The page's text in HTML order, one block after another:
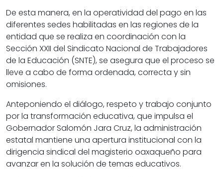
De esta manera, en la operatividad del pago en las
diferentes sedes habilitadas en las regiones de la
entidad que se realiza en coordinación con la
Sección XXII del Sindicato Nacional de Trabajadores
de la Educación (SNTE), se asegura que el proceso se
lleve a cabo de forma ordenada, correcta y sin
omisiones.
Anteponiendo el diálogo, respeto y trabajo conjunto
por la transformación educativa, que impulsa el
Gobernador Salomón Jara Cruz, la administración
estatal mantiene una apertura institucional con la
dirigencia sindical del magisterio oaxaqueño para
avanzar en la solución de temas educativos.